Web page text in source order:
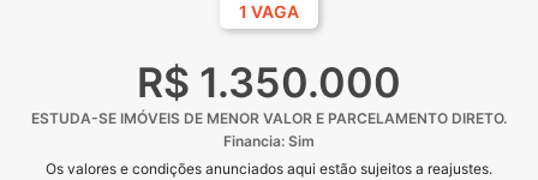
1 VAGA
R$ 1.350.000
ESTUDA-SE IMÓVEIS DE MENOR VALOR E PARCELAMENTO DIRETO.
Financia: Sim
Os valores e condições anunciados aqui estão sujeitos a reajustes.